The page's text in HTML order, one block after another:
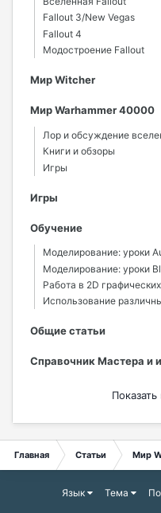
Fallout 3/New Vegas
Fallout 4
Модостроение Fallout
Мир Witcher
Мир Warhammer 40000
Лор и обсуждение
Книги и обзоры
Игры
Игры
Обучение
Моделирование: уроки
Моделирование: уроки
Работа в 2D
Использование
Общие статьи
Справочник Мастера и
Главная Статьи Мир
Язык Тема